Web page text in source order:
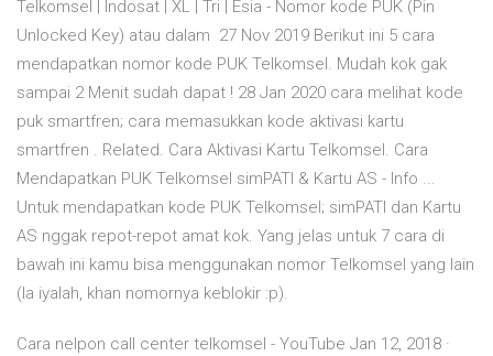
Telkomsel | Indosat | XL | Tri | Esia - Nomor kode PUK (Pin
Unlocked Key) atau dalam 27 Nov 2019 Berikut ini 5 cara
mendapatkan nomor kode PUK Telkomsel. Mudah kok gak
sampai 2 Menit sudah dapat ! 28 Jan 2020 cara melihat kode
puk smartfren; cara memasukkan kode aktivasi kartu
smartfren . Related. Cara Aktivasi Kartu Telkomsel. Cara
Mendapatkan PUK Telkomsel simPATI & Kartu AS - Info ...
Untuk mendapatkan kode PUK Telkomsel; simPATI dan Kartu
AS nggak repot-repot amat kok. Yang jelas untuk 7 cara di
bawah ini kamu bisa menggunakan nomor Telkomsel yang lain
(la iyalah, khan nomornya keblokir :p).
Cara nelpon call center telkomsel - YouTube Jan 12, 2018 ·